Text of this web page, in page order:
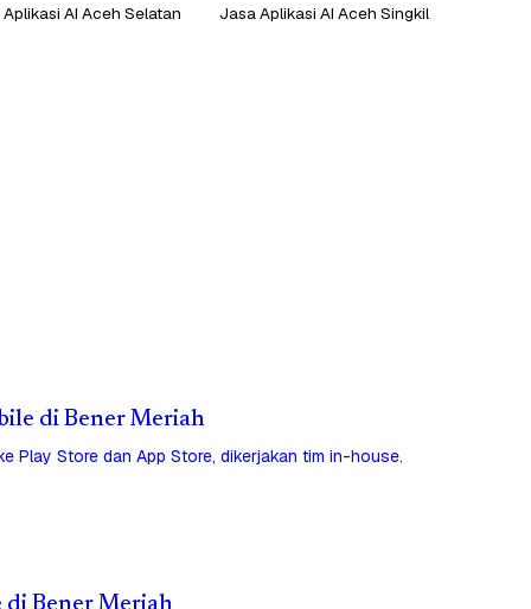
AI Aceh Selatan Jasa Aplikasi AI Aceh Singkil
di Bener Meriah
Play Store dan App Store, dikerjakan tim in-house.